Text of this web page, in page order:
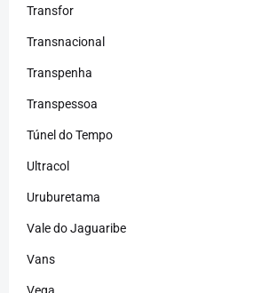
Transfor
Transnacional
Transpenha
Transpessoa
Túnel do Tempo
Ultracol
Uruburetama
Vale do Jaguaribe
Vans